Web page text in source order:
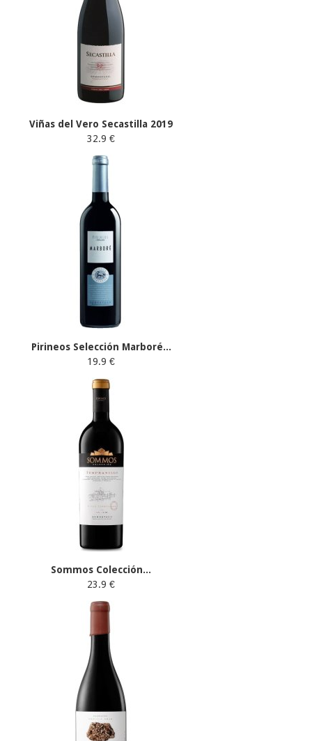
Viñas del Vero Secastilla 2019
32.9 €
Pirineos Selección Marboré...
19.9 €
Sommos Colección...
23.9 €